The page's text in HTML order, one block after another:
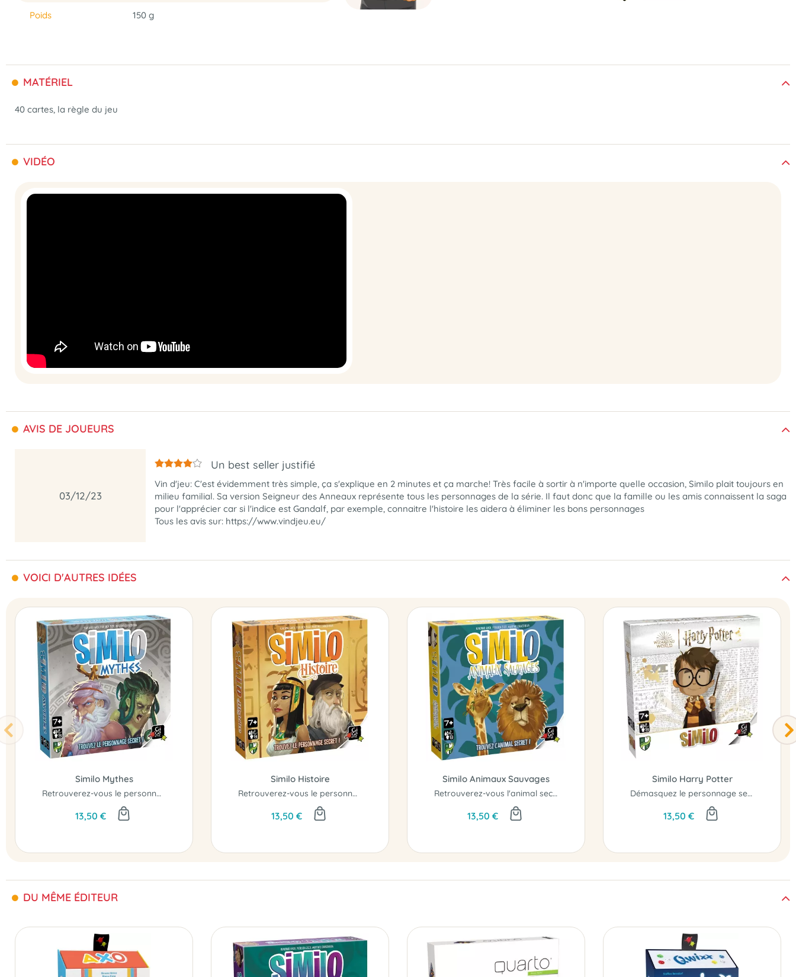
Poids 150 g
MATÉRIEL
40 cartes, la règle du jeu
VIDÉO
AVIS DE JOUEURS
03/12/23
Un best seller justifié
Vin d'jeu: C'est évidemment très simple, ça s'explique en 2 minutes et ça marche! Très facile à sortir à n'importe quelle occasion, Similo plait toujours en
milieu familial. Sa version Seigneur des Anneaux représente tous les personnages de la série. Il faut donc que la famille ou les amis connaissent la saga
pour l'apprécier car si l'indice est Gandalf, par exemple, connaitre l'histoire les aidera à éliminer les bons personnages
Tous les avis sur: https://www.vindjeu.eu/
VOICI D'AUTRES IDÉES
Similo Mythes
Retrouverez-vous le personnage secret ?
13,50 €
Similo Histoire
Retrouverez-vous le personnage secret ?
13,50 €
Similo Animaux Sauvages
Retrouverez-vous l'animal secret ?
13,50 €
Similo Harry Potter
Démasquez le personnage secret...
13,50 €
DU MÊME ÉDITEUR